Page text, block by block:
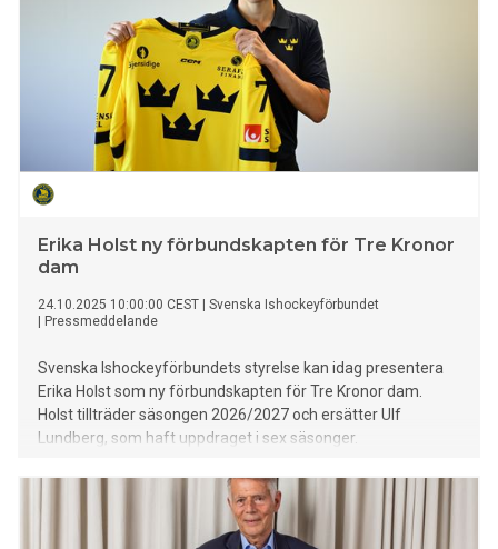
Erika Holst ny förbundskapten för Tre Kronor
dam
24.10.2025 10:00:00 CEST
Svenska Ishockeyförbundet
Pressmeddelande
Svenska Ishockeyförbundets styrelse kan idag presentera
Erika Holst som ny förbundskapten för Tre Kronor dam.
Holst tillträder säsongen 2026/2027 och ersätter Ulf
Lundberg, som haft uppdraget i sex säsonger.